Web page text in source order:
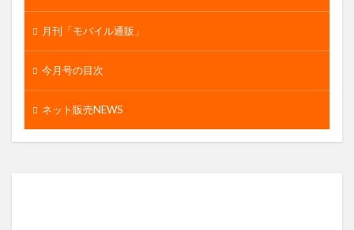
月刊「モバイル通販」
今月号の目次
ネット販売NEWS